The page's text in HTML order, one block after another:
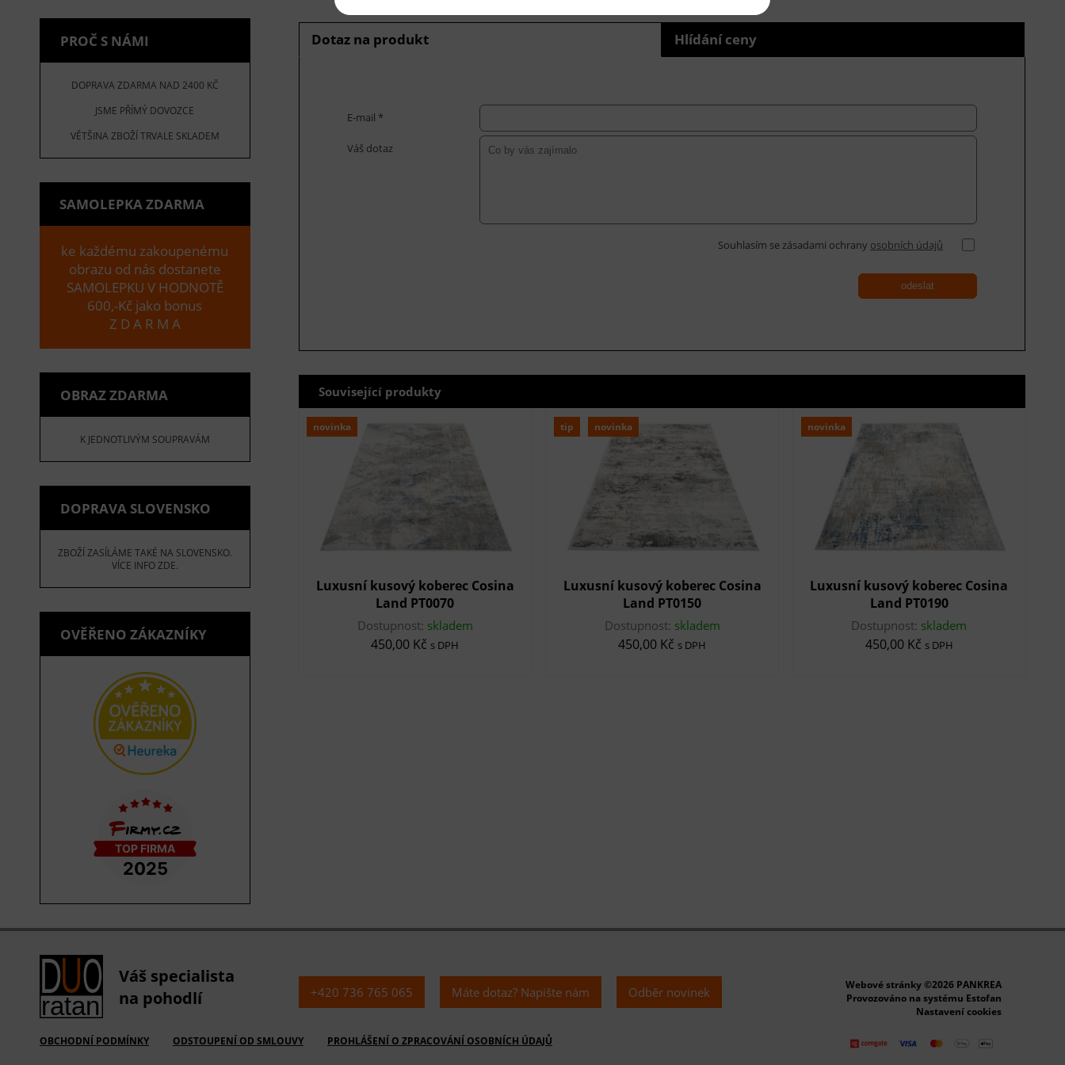
PROČ S NÁMI
DOPRAVA ZDARMA NAD 2400 KČ
JSME PŘÍMÝ DOVOZCE
VĚTŠINA ZBOŽÍ TRVALE SKLADEM
SAMOLEPKA ZDARMA
ke každému zakoupenému
obrazu od nás dostanete
SAMOLEPKU V HODNOTĚ
600,-Kč jako bonus
Z D A R M A
OBRAZ ZDARMA
K JEDNOTLIVÝM SOUPRAVÁM
DOPRAVA SLOVENSKO
ZBOŽÍ ZASÍLÁME TAKÉ NA SLOVENSKO.
VÍCE INFO ZDE.
OVĚŘENO ZÁKAZNÍKY
Dotaz na produkt Hlídání ceny
E-mail *
Váš dotaz
Souhlasím se zásadami ochrany osobních údajů
odeslat
Související produkty
novinka
Luxusní kusový koberec Cosina
Land PT0070
Dostupnost: skladem
450,00 Kč s DPH
tip novinka
Luxusní kusový koberec Cosina
Land PT0150
Dostupnost: skladem
450,00 Kč s DPH
novinka
Luxusní kusový koberec Cosina
Land PT0190
Dostupnost: skladem
450,00 Kč s DPH
Váš specialista
na pohodlí
OBCHODNÍ PODMÍNKY ODSTOUPENÍ OD SMLOUVY PROHLÁŠENÍ O ZPRACOVÁNÍ OSOBNÍCH ÚDAJŮ
+420 736 765 065 Máte dotaz? Napište nám Odběr novinek
Webové stránky ©2026 PANKREA
Provozováno na systému Estofan
Nastavení cookies